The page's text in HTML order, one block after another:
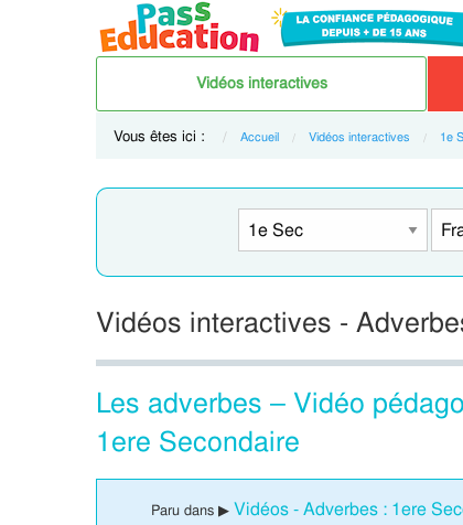
Vidéos interactives
Vous êtes ici : Accueil Vidéos interactives 1e
Vidéos interactives -
Les adverbes – Vidéo
1ere Secondaire
Paru dans ▶ Vidéos - Adverbes : 1ere